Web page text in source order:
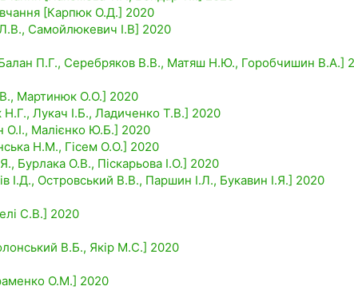
[Карпюк О.Д.] 2020
Л.В., Самойлюкевич І.В] 2020
Балан П.Г., Серебряков В.В., Матяш Н.Ю., Горобчишин В.А.]
Мартинюк О.О.] 2020
Н.Г., Лукач І.Б., Ладиченко Т.В.] 2020
О.І., Малієнко Ю.Б.] 2020
Н.М., Гісем О.О.] 2020
Бурлака О.В., Піскарьова І.О.] 2020
І.Д., Островський В.В., Паршин І.Л., Букавин І.Я.] 2020
С.В.] 2020
В.Б., Якір М.С.] 2020
О.М.] 2020